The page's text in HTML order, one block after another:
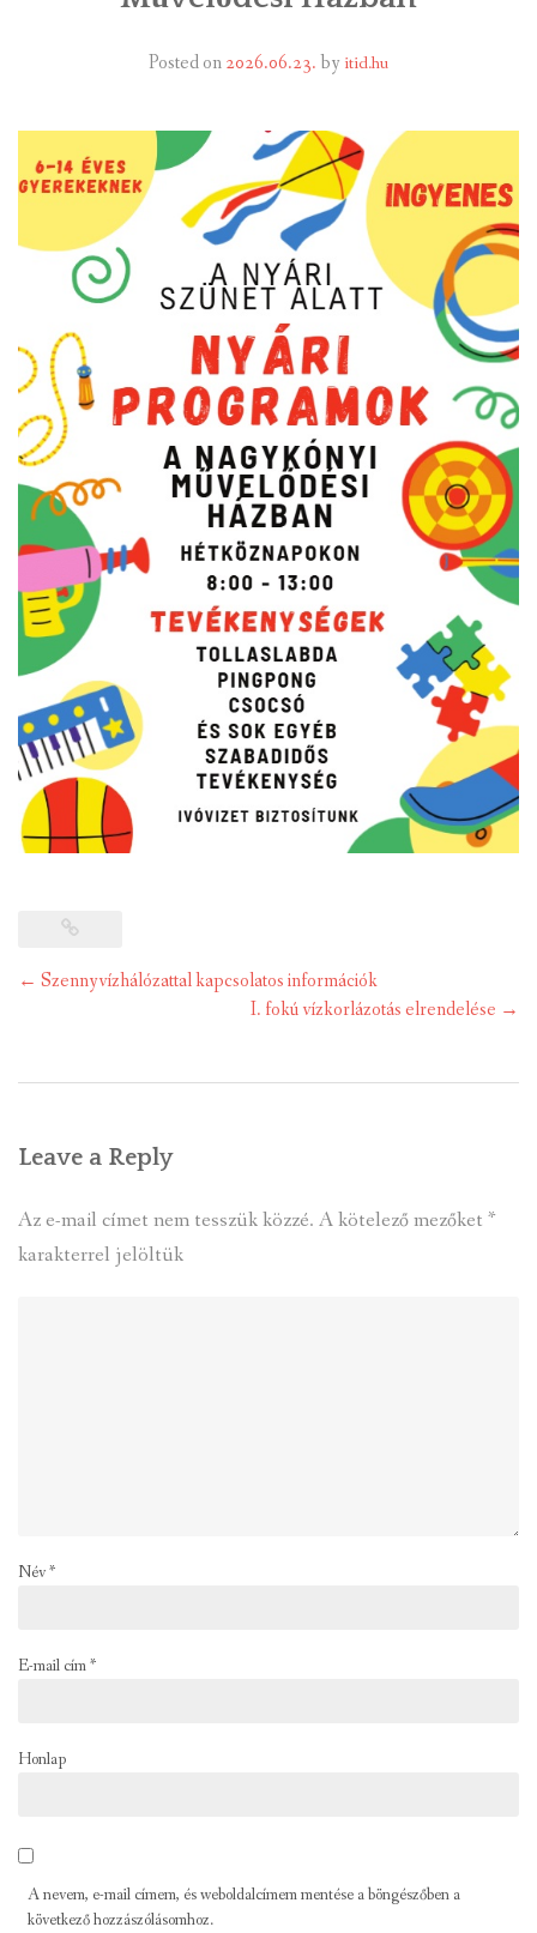
INTÉZMÉNYEK
GALÉRIA
KAPCSOLAT
LETÖLTHETŐ NYOMTATVÁNYOK
VÁLASZTÁS 2026
TELEPÜLÉSIKÉPVISELŐI VAGYONNYILATKOZATOK – 2026.
ÉV
ROMA NEMZETISÉGI ÖNKORMÁNYZATI KÉPVISELŐK
VAGYONNYILATKOZATA – 2026. ÉV
Posted on2026.06.23.by itid.hu
Post
← Szennyvízhálózattal kapcsolatos információk
I. fokú vízkorlázotás elrendelése →
Leave a Reply
Az e-mail címet nem tesszük közzé. A kötelező mezőket *
karakterrel jelöltük
Név*
E-mail cím*
Honlap
A nevem, e-mail címem, és weboldalcímem mentése a böngészőben a
következő hozzászólásomhoz.